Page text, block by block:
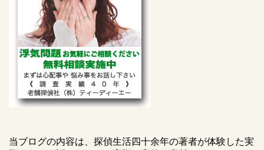
当ブログの内容は、探偵生活四十余年の著者が体験した実